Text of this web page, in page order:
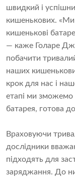
швидкий і
кишенькових. «Ми
кишенькові
— каже Голаре
побачити
наших
крок для нас і
етапі ми зможемо
батарея, готова
Враховуючи
дослідники
підходять для
заряджання. До